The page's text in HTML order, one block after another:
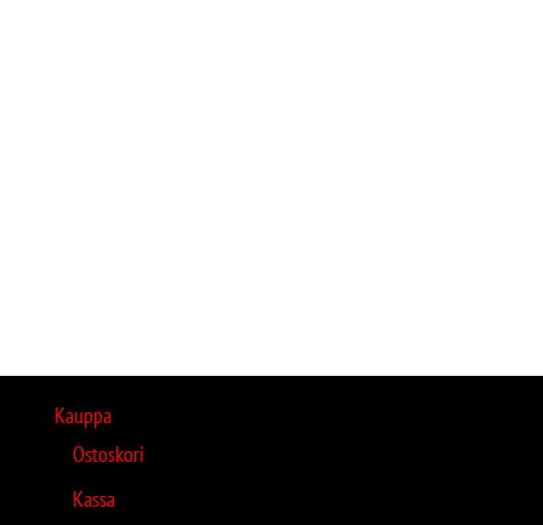
Kauppa
Ostoskori
Kassa